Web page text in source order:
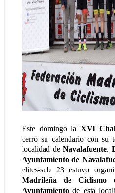
Este domingo la XVI
cerró su calendario con su
localidad deNavalafuente.
Ayuntamiento de
elites-sub 23 estuvo
Madrileña de Ciclismo
Ayuntamientode esta